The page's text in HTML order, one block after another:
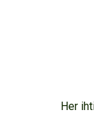
Her